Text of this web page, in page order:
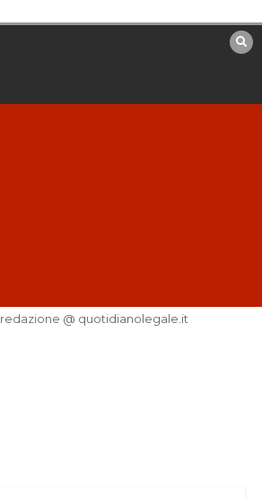
redazione @ quotidianolegale.it